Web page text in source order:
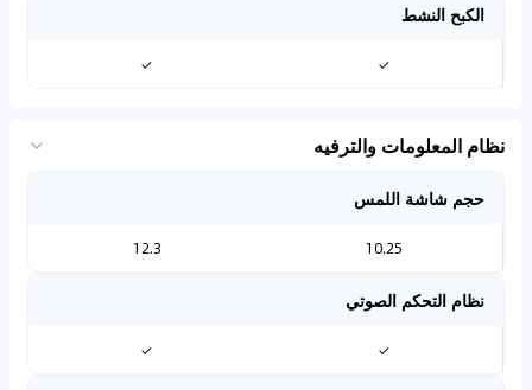
الكبح النشط
✓
✓
نظام المعلومات والترفيه
حجم شاشة اللمس
10.25
12.3
نظام التحكم الصوتي
✓
✓